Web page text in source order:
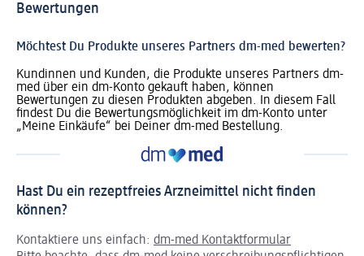
Bewertungen
Möchtest Du Produkte unseres Partners dm-med bewerten?
Kundinnen und Kunden, die Produkte unseres Partners dm-
med über ein dm-Konto gekauft haben, können
Bewertungen zu diesen Produkten abgeben. In diesem Fall
findest Du die Bewertungsmöglichkeit im dm-Konto unter
„Meine Einkäufe“ bei Deiner dm-med Bestellung.
Hast Du ein rezeptfreies Arzneimittel nicht finden
können?
Kontaktiere uns einfach: dm-med Kontaktformular